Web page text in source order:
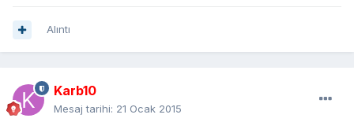
Alıntı
Karb10
Mesaj tarihi: 21 Ocak 2015